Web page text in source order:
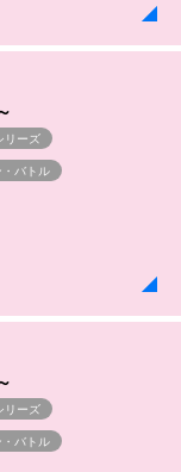
リーズ
バトル
リーズ
バトル